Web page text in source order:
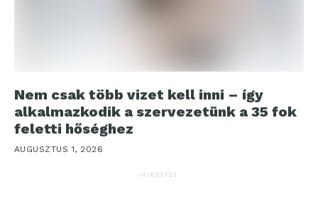
Nem csak több vizet kell inni – így
alkalmazkodik a szervezetünk a 35 fok
feletti hőséghez
AUGUSZTUS 1, 2026
HIRDETÉS